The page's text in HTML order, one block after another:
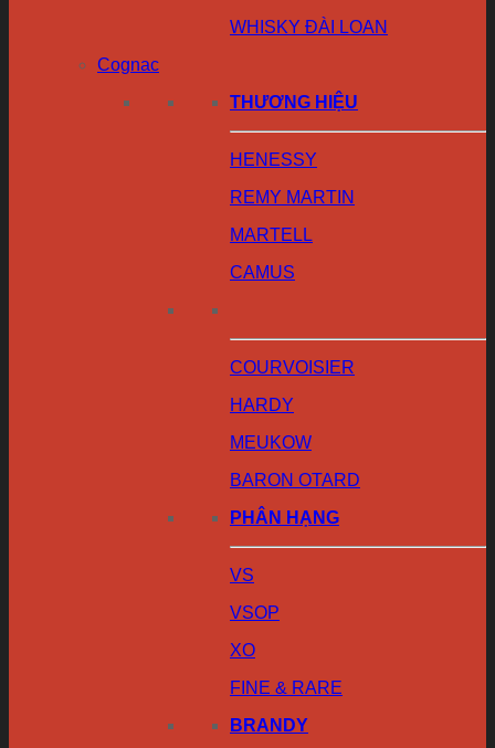
WHISKY ĐÀI LOAN
Cognac
THƯƠNG HIỆU
HENESSY
REMY MARTIN
MARTELL
CAMUS
COURVOISIER
HARDY
MEUKOW
BARON OTARD
PHÂN HẠNG
VS
VSOP
XO
FINE & RARE
BRANDY